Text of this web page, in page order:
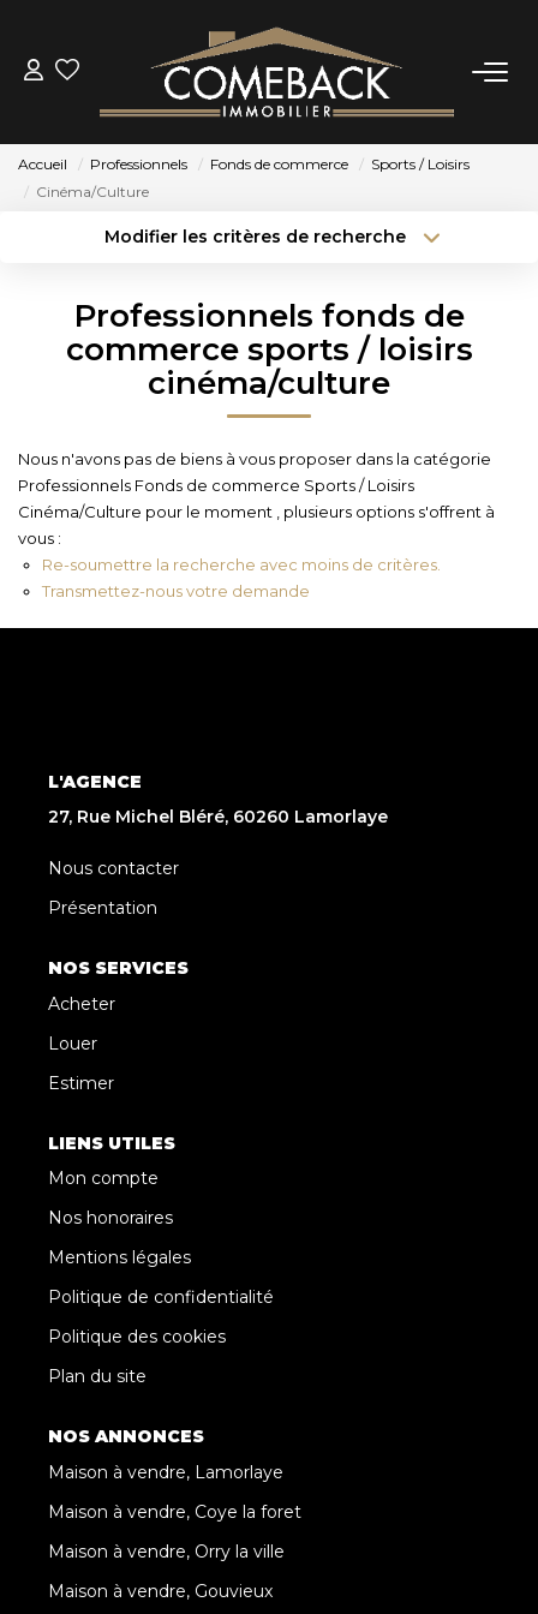
ACHETER
NOTRE AGENCE
BIENS VENDUS
CONTACT
Accueil Professionnels Fonds de commerce
Sports / Loisirs
Cinéma/Culture
Modifier les critères de recherche
Type de bien
Surface min
Plus de critères
Créer une alerte
Professionnels fonds de
commerce sports / loisirs
cinéma/culture
Nous n'avons pas de biens à vous proposer dans la catégorie
Professionnels Fonds de commerce Sports / Loisirs
Cinéma/Culture pour le moment , plusieurs options s'offrent à
vous :
Re-soumettre la recherche avec moins de critères.
Transmettez-nous votre demande
L'AGENCE
27, Rue Michel Bléré, 60260 Lamorlaye
Nous contacter
Présentation
NOS SERVICES
Acheter
Louer
Estimer
LIENS UTILES
Mon compte
Nos honoraires
Mentions légales
Politique de confidentialité
Politique des cookies
Plan du site
NOS ANNONCES
Maison à vendre, Lamorlaye
Maison à vendre, Coye la foret
Maison à vendre, Orry la ville
Maison à vendre, Gouvieux